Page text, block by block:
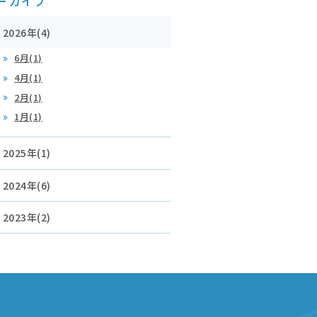
2026年(4)
6月(1)
4月(1)
2月(1)
1月(1)
2025年(1)
2024年(6)
2023年(2)